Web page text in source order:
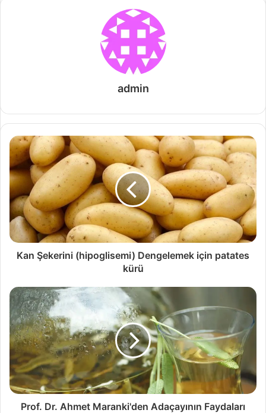
admin
Kan Şekerini (hipoglisemi) Dengelemek için patates
kürü
Prof. Dr. Ahmet Maranki'den Adaçayının Faydaları